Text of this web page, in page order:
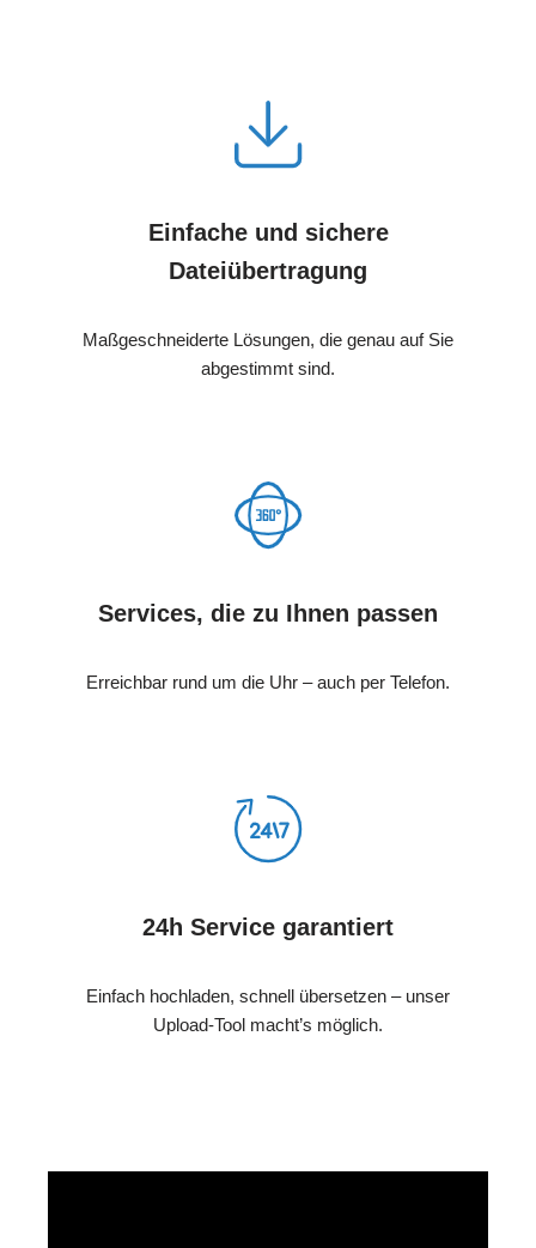
Einfache und sichere
Dateiübertragung
Maßgeschneiderte Lösungen, die genau auf Sie
abgestimmt sind.
Services, die zu Ihnen passen
Erreichbar rund um die Uhr – auch per Telefon.
24h Service garantiert
Einfach hochladen, schnell übersetzen – unser
Upload-Tool macht’s möglich.